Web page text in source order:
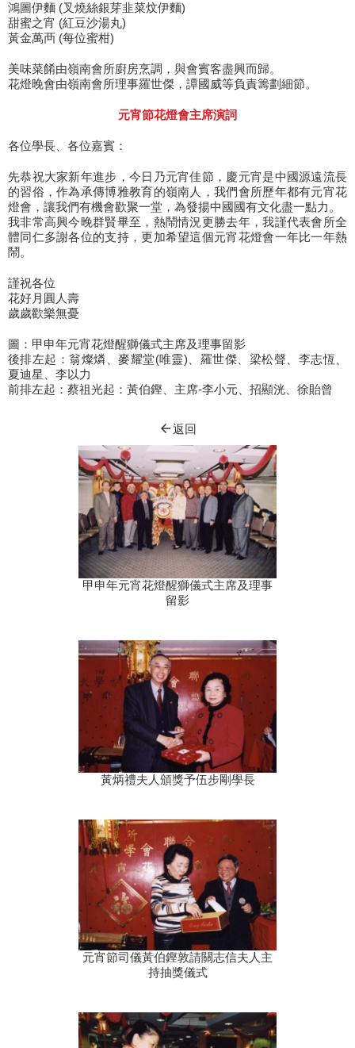
鴻圖伊麵 (叉燒絲銀芽韭菜炆伊麵)
甜蜜之宵 (紅豆沙湯丸)
黃金萬襾 (每位蜜柑)
美味菜餚由嶺南會所廚房烹調，與會賓客盡興而歸。
花燈晚會由嶺南會所理事羅世傑，譚國威等負責籌劃細節。
元宵節花燈會主席演詞
各位學長、各位嘉賓：
先恭祝大家新年進步，今日乃元宵佳節，慶元宵是中國源遠流長
的習俗，作為承傳博雅教育的嶺南人，我們會所歷年都有元宵花
燈會，讓我們有機會歡聚一堂，為發揚中國國有文化盡一點力。
我非常高興今晚群賢畢至，熱鬧情況更勝去年，我謹代表會所全
體同仁多謝各位的支持，更加希望這個元宵花燈會一年比一年熱
鬧。
謹祝各位
花好月圓人壽
歲歲歡樂無憂
圖：甲申年元宵花燈醒獅儀式主席及理事留影
後排左起：翁燦燐、麥耀堂(唯靈)、羅世傑、梁松聲、李志恆、
夏迪星、李以力
前排左起：蔡祖光起：黃伯鏗、主席-李小元、招顯洸、徐貽曾
arrow_back返回
甲申年元宵花燈醒獅儀式主席及理事
留影
黃炳禮夫人頒獎予伍步剛學長
元宵節司儀黃伯鏗敦請關志信夫人主
持抽獎儀式